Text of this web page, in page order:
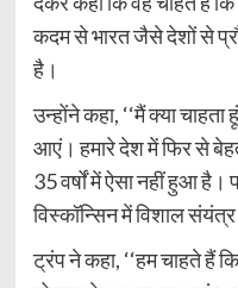
कदम से भारत जैसे देशों से
है।
उन्होंने कहा, ‘‘मैं क्या
आएं। हमारे देश में फिर से
35 वर्षों में ऐसा नहीं हुआ
विस्कॉन्सिन में विशाल संयंत्र
ट्रंप ने कहा, ‘‘हम चाहते हैं